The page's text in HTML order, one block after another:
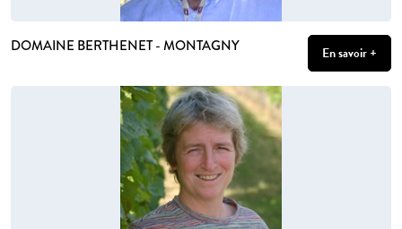
DOMAINE BERTHENET - MONTAGNY En savoir +